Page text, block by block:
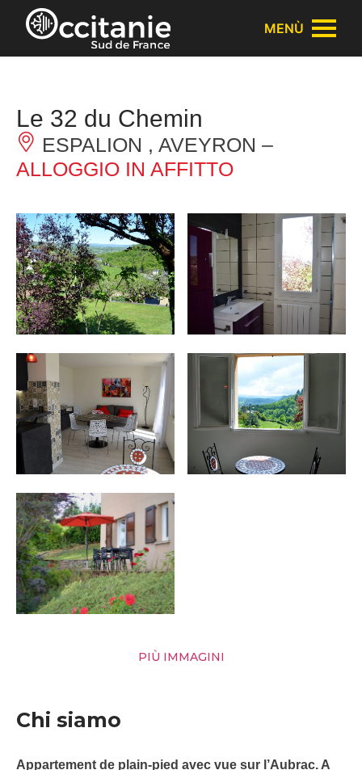
Pannello di gestione dei cookies
MENÙ
Le 32 du Chemin
ESPALION , AVEYRON –
ALLOGGIO IN AFFITTO
PIÙ IMMAGINI
Chi siamo
Appartement de plain-pied avec vue sur l’Aubrac. A